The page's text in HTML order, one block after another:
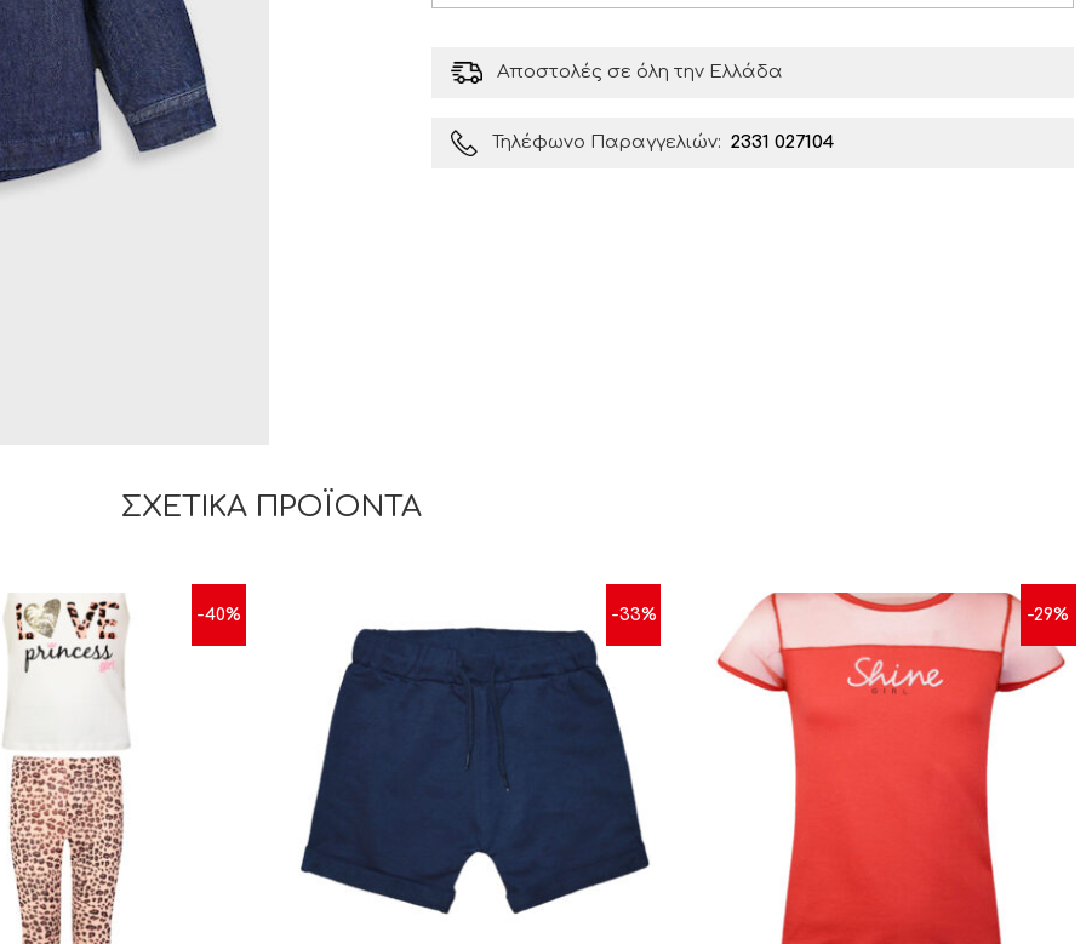
Αποστολές σε όλη την Ελλάδα
Τηλέφωνο Παραγγελιών: 2331 027104
ΣΧΕΤΙΚΆ ΠΡΟΪΌΝΤΑ
-40% -33% -29%